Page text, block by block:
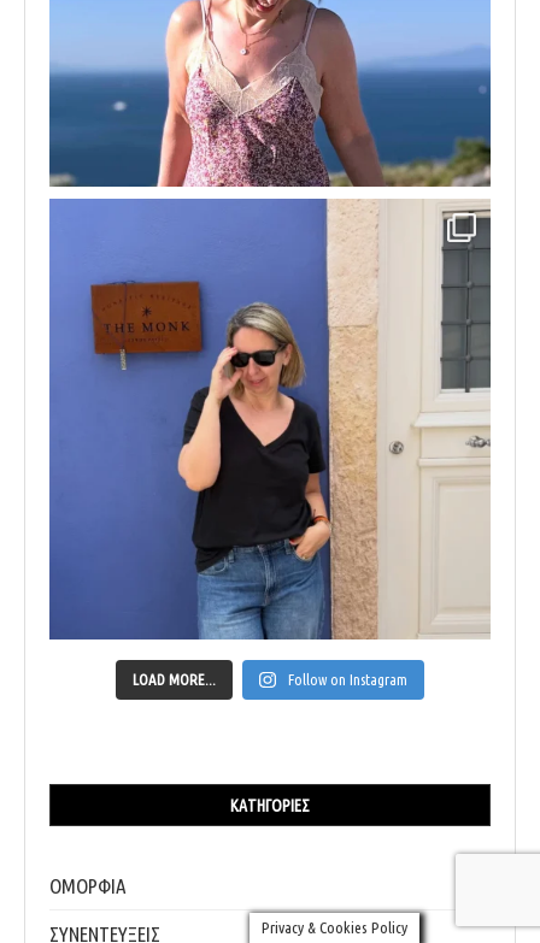
LOAD MORE... Follow on Instagram
ΚΑΤΗΓΟΡΊΕΣ
ΟΜΟΡΦΙΑ
ΣΥΝΕΝΤΕΥΞΕΙΣ Privacy & Cookies Policy